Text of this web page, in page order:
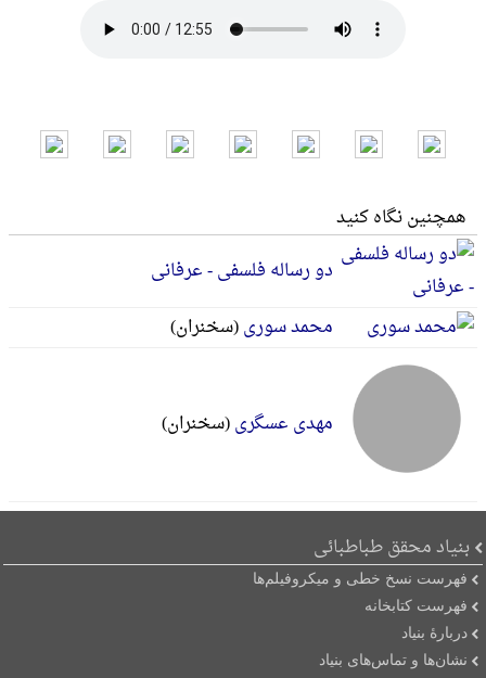
همچنین نگاه کنید
دو رساله فلسفی - عرفانی
محمد سوری(سخنران)
مهدی عسگری(سخنران)
بنیاد محقق طباطبائی
فهرست نسخ خطی و میکروفیلم‌ها
فهرست کتابخانه
دربارۀ بنیاد
نشان‌ها و تماس‌های بنیاد